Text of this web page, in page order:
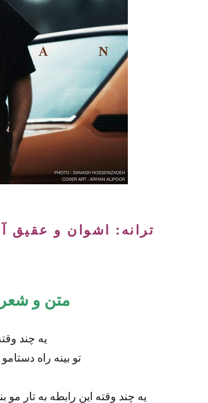
ترانه: اشوان و عقیق
متن و شعر
یه چند
تو بینه راه
یه چند وقته این رابطه به تار مو